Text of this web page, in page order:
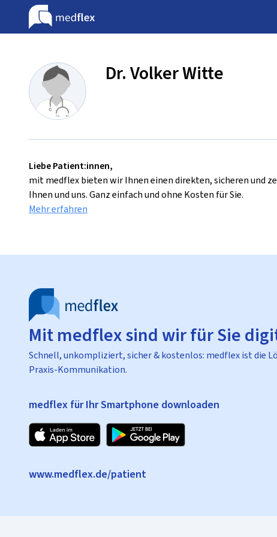
Dr. Volker Witte
Liebe Patient:innen,
mit medflex bieten wir Ihnen einen direkten, sicheren und
Ihnen und uns. Ganz einfach und ohne Kosten für Sie.
Mehr erfahren
Mit medflex sind wir für Sie
Schnell, unkompliziert, sicher & kostenlos: medflex ist die
Praxis-Kommunikation.
medflex für Ihr Smartphone downloaden
www.medflex.de/patient